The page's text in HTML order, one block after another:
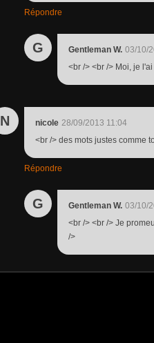
Répondre
G Gentleman W. 03/10/
<br /> <br /> Moi, je
N nicole 28/09/2013 11:04
<br /> des mots justes comme
Répondre
G Gentleman W. 03/10/
<br /> <br /> Je
/>